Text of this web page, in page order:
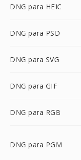
DNG para HEIC
DNG para PSD
DNG para SVG
DNG para GIF
DNG para RGB
DNG para PGM